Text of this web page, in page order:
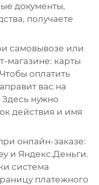
документы,
получаете
самовывозе или
магазине: карты
оплатить
вас на
Здесь нужно
действия и имя
онлайн-заказе:
и Яндекс.Деньги.
система
платежного